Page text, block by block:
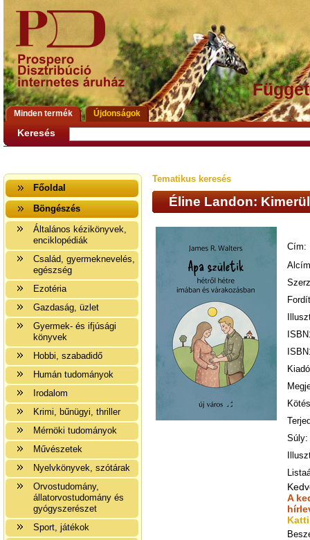
Minden termék Újdonságok
Keresés
Főoldal
Böngészés
Általános kézikönyvek,
enciklopédiák
Család, gyermeknevelés,
egészség
Ezotéria
Gazdaság, üzlet
Gyermek- és ifjúsági
könyvek
Hobbi, szabadidő
Humán tudományok
Irodalom
Krimi, bűnügyi, thriller
Mérnöki tudományok
Művészetek
Nyelvkönyvek, szótárak
Orvostudomány,
állatorvostudomány és
gyógyszerészet
Sport, játékok
Tematikus keresés
Éline Landon:
Cím:
Súly:
A